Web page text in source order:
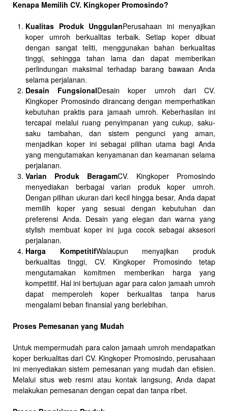
Kenapa Memilih CV. Kingkoper Promosindo?
Kualitas Produk UnggulanPerusahaan ini menyajikan
koper umroh berkualitas terbaik. Setiap koper dibuat
dengan sangat teliti, menggunakan bahan berkualitas
tinggi, sehingga tahan lama dan dapat memberikan
perlindungan maksimal terhadap barang bawaan Anda
selama perjalanan.
Desain FungsionalDesain koper umroh dari CV.
Kingkoper Promosindo dirancang dengan memperhatikan
kebutuhan praktis para jamaah umroh. Keberhasilan ini
tercapai melalui ruang penyimpanan yang cukup, saku-
saku tambahan, dan sistem pengunci yang aman,
menjadikan koper ini sebagai pilihan utama bagi Anda
yang mengutamakan kenyamanan dan keamanan selama
perjalanan.
Varian Produk BeragamCV. Kingkoper Promosindo
menyediakan berbagai varian produk koper umroh.
Dengan pilihan ukuran dari kecil hingga besar, Anda dapat
memilih koper yang sesuai dengan kebutuhan dan
preferensi Anda. Desain yang elegan dan warna yang
stylish membuat koper ini juga cocok sebagai aksesori
perjalanan.
Harga KompetitifWalaupun menyajikan produk
berkualitas tinggi, CV. Kingkoper Promosindo tetap
mengutamakan komitmen memberikan harga yang
kompetitif. Hal ini bertujuan agar para calon jamaah umroh
dapat memperoleh koper berkualitas tanpa harus
mengalami beban finansial yang berlebihan.
Proses Pemesanan yang Mudah
Untuk mempermudah para calon jamaah umroh mendapatkan
koper berkualitas dari CV. Kingkoper Promosindo, perusahaan
ini menyediakan sistem pemesanan yang mudah dan efisien.
Melalui situs web resmi atau kontak langsung, Anda dapat
melakukan pemesanan dengan cepat dan tanpa ribet.